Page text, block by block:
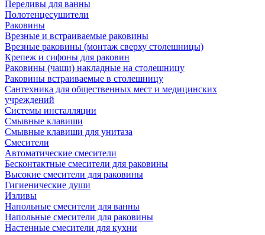
Переливы для ванны
Полотенцесушители
Раковины
Врезные и встраиваемые раковины
Врезные раковины (монтаж сверху столешницы)
Крепеж и сифоны для раковин
Раковины (чаши) накладные на столешницу
Раковины встраиваемые в столешницу
Сантехника для общественных мест и медицинских
учреждений
Системы инсталляции
Смывные клавиши
Смывные клавиши для унитаза
Смесители
Автоматические смесители
Бесконтактные смесители для раковины
Высокие смесители для раковины
Гигиенические души
Изливы
Напольные смесители для ванны
Напольные смесители для раковины
Настенные смесители для кухни